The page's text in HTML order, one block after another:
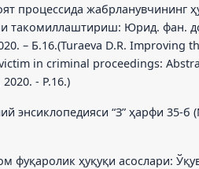
процессида жабрланувчининг
такомиллаштириш: Юрид. фан.
– Б.16.(Turaeva D.R.
in criminal proceedings:
- P.16.)
энсиклопедияси “З” ҳарфи 35-
фуқаролик ҳуқуқи асослари: